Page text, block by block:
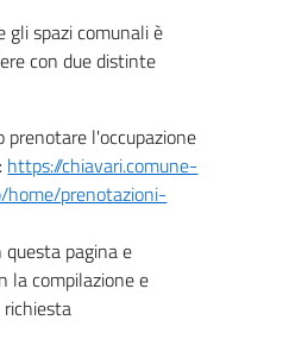
gli spazi comunali è
con due distinte
l'occupazione
https://chiavari.comune-
prenotazioni-
pagina e
la compilazione e